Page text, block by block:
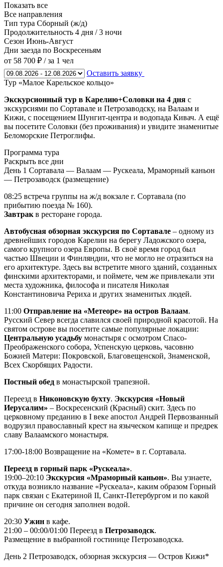
Показать все
Все направления
Тип тура Сборный (ж/д)
Продолжительность 4 дня / 3 ночи
Сезон Июнь-Август
Дни заезда по Воскресеньям
от 58 700 ₽ / за 1 чел
Оставить заявку
Тур «Малое Карельское кольцо»
Экскурсионный тур в Карелию+Соловки на 4 дня с
экскурсиями по Сортавале и Петрозаводску, на Валаам и
Кижи, с посещением Шунгит-центра и водопада Кивач. А ещё
вы посетите Соловки (без проживания) и увидите знаменитые
Беломорские Петроглифы.
Программа тура
Раскрыть все дни
День 1 Сортавала — Валаам — Рускеала, Мраморный каньон
— Петрозаводск (размещение)
08:25 встреча группы на ж/д вокзале г. Сортавала (по
прибытию поезда № 160).
Завтрак в ресторане города.
Автобусная обзорная экскурсия по Сортавале – одному из
древнейших городов Карелии на берегу Ладожского озера,
самого крупного озера Европы. В своё время город был
частью Швеции и Финляндии, что не могло не отразиться на
его архитектуре. Здесь вы встретите много зданий, созданных
финскими архитекторами, и поймете, чем же привлекали эти
места художника, философа и писателя Николая
Константиновича Рериха и других знаменитых людей.
11:00 Отправление на «Метеоре» на остров Валаам.
Русский Север всегда славился своей природной красотой. На
святом острове вы посетите самые популярные локации:
Центральную усадьбу монастыря с осмотром Спасо-
Преображенского собора, Успенскую церковь, часовню
Божией Матери: Покровской, Благовещенской, Знаменской,
Всех Скорбящих Радости.
Постный обед в монастырской трапезной.
Переезд в Никоновскую бухту. Экскурсия «Новый
Иерусалим» – Воскресенский (Красный) скит. Здесь по
церковному преданию в I веке апостол Андрей Первозванный
водрузил православный крест на языческом капище и предрек
славу Валаамского монастыря.
17:00-18:00 Возвращение на «Комете» в г. Сортавала.
Переезд в горный парк «Рускеала».
19:00–20:10 Экскурсия «Мраморный каньон». Вы узнаете,
откуда возникло название «Рускеала», каким образом Горный
парк связан с Екатериной II, Санкт-Петербургом и по какой
причине он сегодня заполнен водой.
20:30 Ужин в кафе.
21:00 – 00:00/01:00 Переезд в Петрозаводск.
Размещение в выбранной гостинице Петрозаводска.
День 2 Петрозаводск, обзорная экскурсия — Остров Кижи*